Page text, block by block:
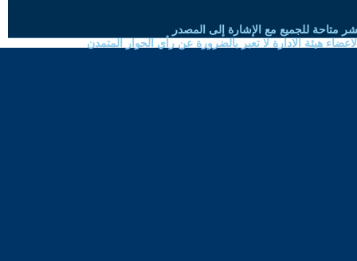
متاحة للجميع مع الإشارة إلى المصدر
هيئة الادارة لا تعبر بالضرورة عن رأي الحوار المتمدن